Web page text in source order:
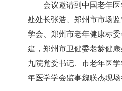
会议邀请到中国老年医
处处长张浩、郑州市市场
学会、郑州市老年健康标
建，郑州市卫健委老龄健
九院党委书记、市老年医
年医学学会监事魏联杰现场